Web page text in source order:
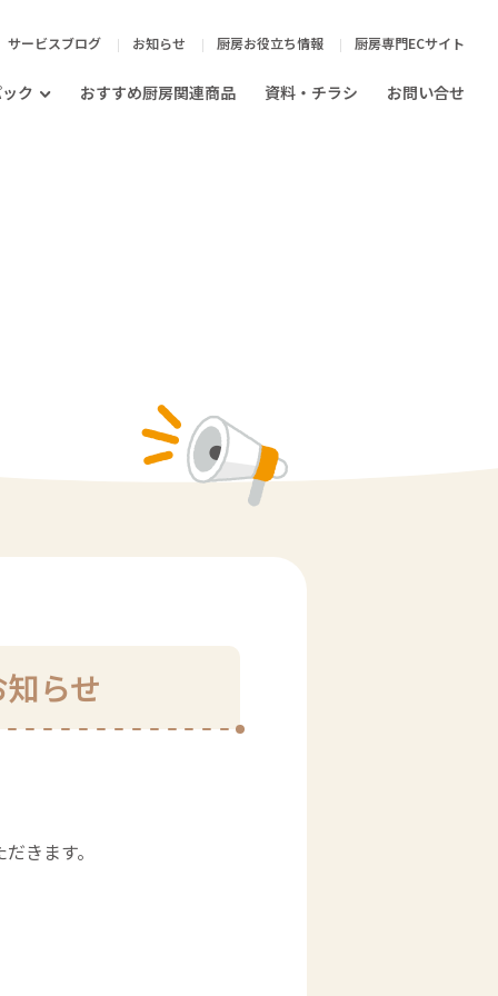
サービスブログ お知らせ 厨房お役立ち情報 厨房専門ECサイト
ク おすすめ厨房関連商品 資料・チラシ お問い合せ
らせ
きます。